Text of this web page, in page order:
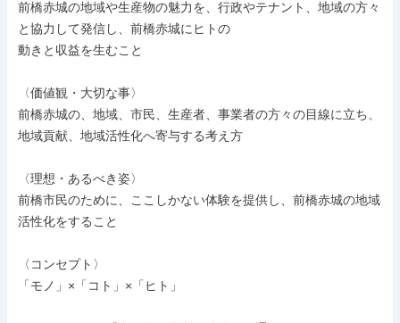
前橋赤城の地域や生産物の魅力を、行政やテナント、地域の方々
と協力して発信し、前橋赤城にヒトの
動きと収益を生むこと
〈価値観・大切な事〉
前橋赤城の、地域、市民、生産者、事業者の方々の目線に立ち、
地域貢献、地域活性化へ寄与する考え方
〈理想・あるべき姿〉
前橋市民のために、ここしかない体験を提供し、前橋赤城の地域
活性化をすること
〈コンセプト〉
「モノ」×「コト」×「ヒト」